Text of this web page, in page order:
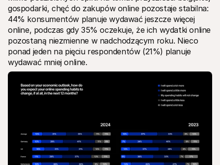
gospodarki, chęć do zakupów online pozostaje stabilna:
44% konsumentów planuje wydawać jeszcze więcej
online, podczas gdy 35% oczekuje, że ich wydatki online
pozostaną niezmienne w nadchodzącym roku. Nieco
ponad jeden na pięciu respondentów (21%) planuje
wydawać mniej online.